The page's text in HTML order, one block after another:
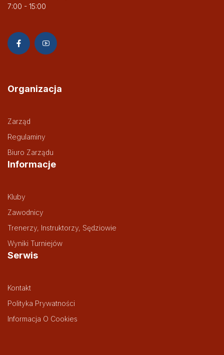
7:00 - 15:00
Organizacja
Zarząd
Regulaminy
Biuro Zarządu
Informacje
Kluby
Zawodnicy
Trenerzy, Instruktorzy, Sędziowie
Wyniki Turniejów
Serwis
Kontakt
Polityka Prywatności
Informacja O Cookies